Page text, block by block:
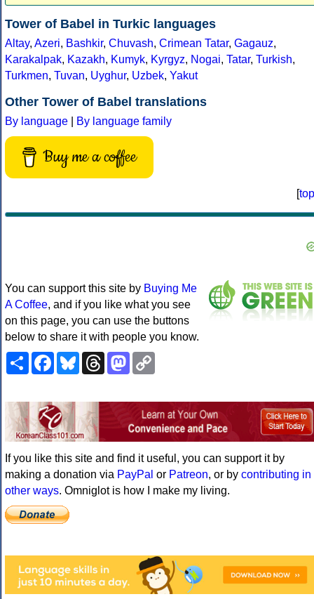
Tower of Babel in Turkic languages
Altay, Azeri, Bashkir, Chuvash, Crimean Tatar, Gagauz,
Karakalpak, Kazakh, Kumyk, Kyrgyz, Nogai, Tatar, Turkish,
Turkmen, Tuvan, Uyghur, Uzbek, Yakut
Other Tower of Babel translations
By language By language family
Buy me a coffee
[top
You can support this site by Buying Me
A Coffee, and if you like what you see
on this page, you can use the buttons
below to share it with people you know.
ShareFacebookBlueskyThreadsMastodon
If you like this site and find it useful, you can support it by
making a donation via PayPal or Patreon, or by contributing in
other ways. Omniglot is how I make my living.